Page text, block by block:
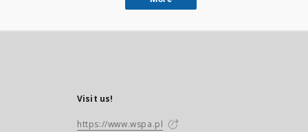
Visit us!
https://www.wspa.pl